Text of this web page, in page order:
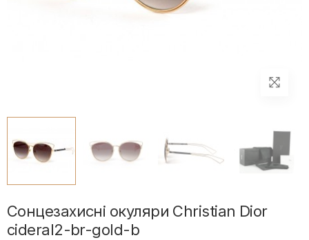
Сонцезахисні окуляри Christian Dior
cideral2-br-gold-b